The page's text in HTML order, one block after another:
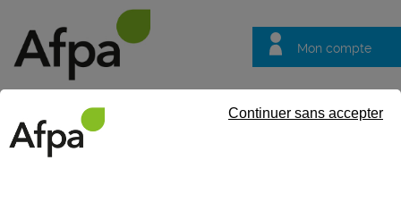
Mon compte
questions
Continuer sans accepter